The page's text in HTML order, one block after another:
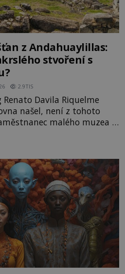
z Andahuaylillas:
stvoření s
2.9TIS
Davila Riquelme
našel, není z tohoto
malého muzea v
Andahuaylillas nedaleko
sestupuje z posvátné
mimozemšťanů! Vědci
Už na